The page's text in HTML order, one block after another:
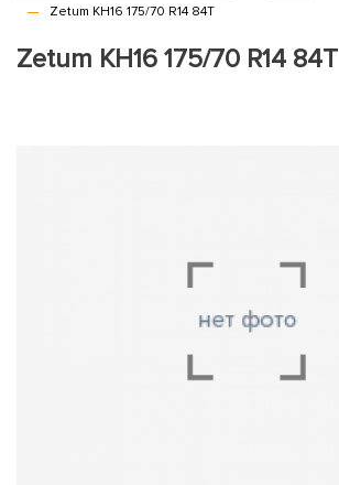
Zetum KH16 175/70 R14 84T
Zetum KH16 175/70 R14 84T